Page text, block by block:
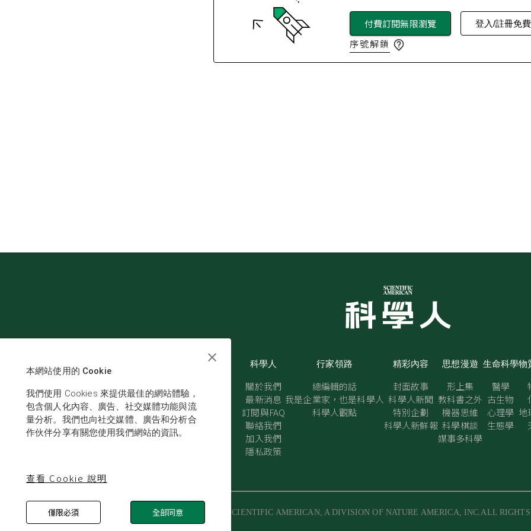
付費訂閱無限瀏覽 登入/註冊免
序號解鎖
科學人
關於我們
最新消息
訂閱與FAQ
聯絡我們
加入我們
隱私政策
行家領路
總編輯的話
我是企業家，也是科學人
科學人觀點
精彩內容
封面故事
科學人新聞
特別企劃
科學人新鮮報
思想漫遊
形上集
教科書之外
機器思維
科學棋談
媒事多科學
生命科學
醫學
古生物
心理學
生態學
物
地
© SCIENTIFIC AMERICAN, A DIVISION OF NATURE AMERICA, INC.ALL RIGHTS
本網站使用的 Cookie
我們使用 Cookies 來提供最佳的網站體驗，
包含個人化內容、廣告、社交媒體功能與流
量分析。我們也向社交媒體、廣告和分析合
作伙伴分享有關您使用我們網站的資訊。
查看 Cookie 說明
僅限必須 全部同意